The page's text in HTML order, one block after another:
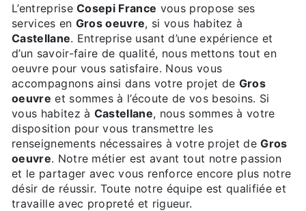
L’entrepriseCosepi France vous propose ses
services en Gros oeuvre, si vous habitez à
Castellane. Entreprise usant d’une expérience et
d’un savoir-faire de qualité, nous mettons tout en
oeuvre pour vous satisfaire. Nous vous
accompagnons ainsi dans votre projet de Gros
oeuvre et sommes à l’écoute de vos besoins. Si
vous habitez à Castellane, nous sommes à votre
disposition pour vous transmettre les
renseignements nécessaires à votre projet deGros
oeuvre. Notre métier est avant tout notre passion
et le partager avec vous renforce encore plus notre
désir de réussir. Toute notre équipe est qualifiée et
travaille avec propreté et rigueur.